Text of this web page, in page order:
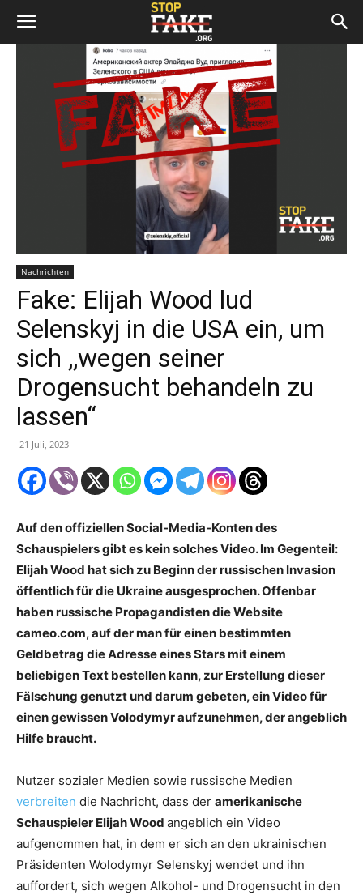
Nachrichten
Fake: Elijah Wood lud
Selenskyj in die USA ein, um
sich ,,wegen seiner
Drogensucht behandeln zu
lassen“
21 Juli, 2023
Auf den offiziellen Social-Media-Konten des
Schauspielers gibt es kein solches Video. Im Gegenteil:
Elijah Wood hat sich zu Beginn der russischen Invasion
öffentlich für die Ukraine ausgesprochen. Offenbar
haben russische Propagandisten die Website
cameo.com, auf der man für einen bestimmten
Geldbetrag die Adresse eines Stars mit einem
beliebigen Text bestellen kann, zur Erstellung dieser
Fälschung genutzt und darum gebeten, ein Video für
einen gewissen Volodymyr aufzunehmen, der angeblich
Hilfe braucht.
Nutzer sozialer Medien sowie russische Medien
verbreiten die Nachricht, dass der amerikanische
Schauspieler Elijah Wood angeblich ein Video
aufgenommen hat, in dem er sich an den ukrainischen
Präsidenten Wolodymyr Selenskyj wendet und ihn
auffordert, sich wegen Alkohol- und Drogensucht in den